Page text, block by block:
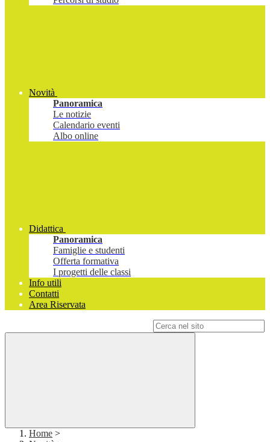
Novità
Panoramica
Le notizie
Calendario eventi
Albo online
Didattica
Panoramica
Famiglie e studenti
Offerta formativa
I progetti delle classi
Info utili
Contatti
Area Riservata
Home >